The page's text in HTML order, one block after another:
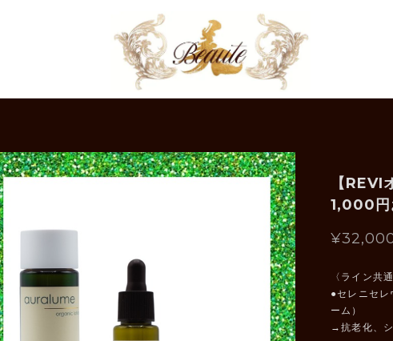
【
1,000円
〈ライン共
●セレニセレ
ーム）
→抗老化、